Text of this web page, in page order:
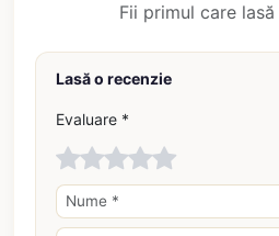
Fii primul care
Lasă o recenzie
Evaluare *